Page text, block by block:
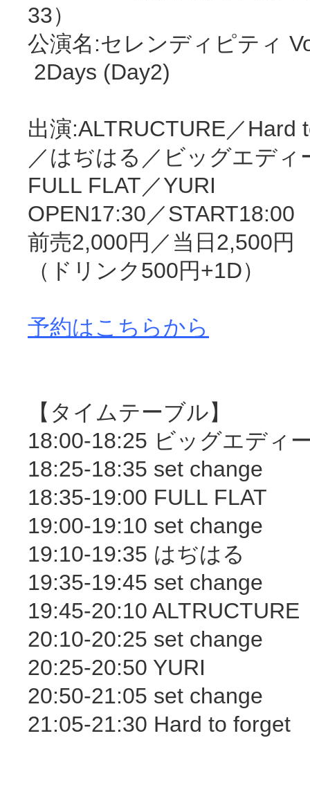
33）
公演名:セレンディピティ
2Days (Day2)
出演:ALTRUCTURE／Hard
／はぢはる／ビッグエディ
FULL FLAT／YURI
OPEN17:30／START18:00
前売2,000円／当日2,500円
（ドリンク500円+1D）
予約はこちらから
【タイムテーブル】
18:00-18:25 ビッグエディ
18:25-18:35 set change
18:35-19:00 FULL FLAT
19:00-19:10 set change
19:10-19:35 はぢはる
19:35-19:45 set change
19:45-20:10 ALTRUCTURE
20:10-20:25 set change
20:25-20:50 YURI
20:50-21:05 set change
21:05-21:30 Hard to forget